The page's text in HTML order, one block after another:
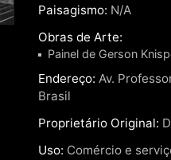
Paisagismo: N/A
Obras de Arte:
Painel de Gerson
Endereço: Av.
Brasil
Proprietário Original:
Uso: Comércio e